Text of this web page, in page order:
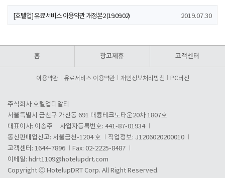
[호텔업] 유료서비스 이용약관 개정본2 (19.09.02) 2019.07.30
홈 광고제휴 고객센터
이용약관 유료서비스 이용약관 개인정보처리방침 PC버전
주식회사 호텔업디알티
서울특별시 금천구 가산동 691 대륭테크노타운20차 1807호
대표이사: 이송주
사업자등록번호: 441-87-01934
통신판매업신고: 서울금천-1204 호
직업정보: J1206020200010
고객센터: 1644-7896
Fax: 02-2225-8487
이메일: hdrt1109@hotelupdrt.com
Copyright ⓒ HotelupDRT Corp. All Right Reserved.